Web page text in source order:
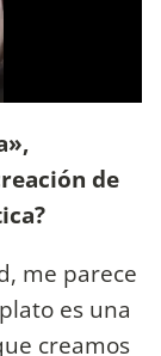
de
me parece
es una
creamos